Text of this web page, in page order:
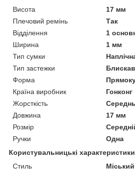
Висота
17 мм
Плечовий ремінь
Так
Відділення
1
Ширина
1 мм
Тип сумки
Тип застежки
Форма
Країна виробник
Гонконг
Жорсткість
Довжина
17 мм
Розмір
Ручки
Одна
Користувальницькі характеристики
Стиль
Міський